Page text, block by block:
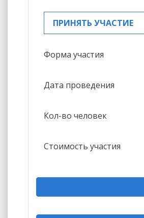
ПРИНЯТЬ УЧАСТИЕ
Форма участия
Дата проведения
Кол-во человек
Стоимость участия